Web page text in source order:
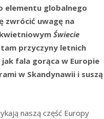
elementu globalnego
zwrócić uwagę na
Świecie
tam przyczyny letnich
fala gorąca w Europie
w Skandynawii i suszą
naszą część Europy